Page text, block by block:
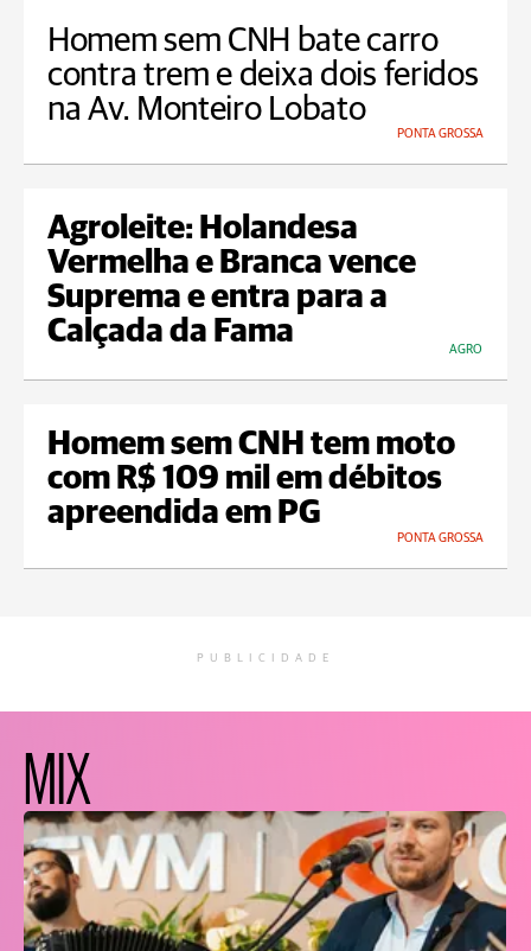
Homem sem CNH bate carro
contra trem e deixa dois feridos
na Av. Monteiro Lobato
PONTA GROSSA
Agroleite: Holandesa
Vermelha e Branca vence
Suprema e entra para a
Calçada da Fama
AGRO
Homem sem CNH tem moto
com R$ 109 mil em débitos
apreendida em PG
PONTA GROSSA
PUBLICIDADE
MIX